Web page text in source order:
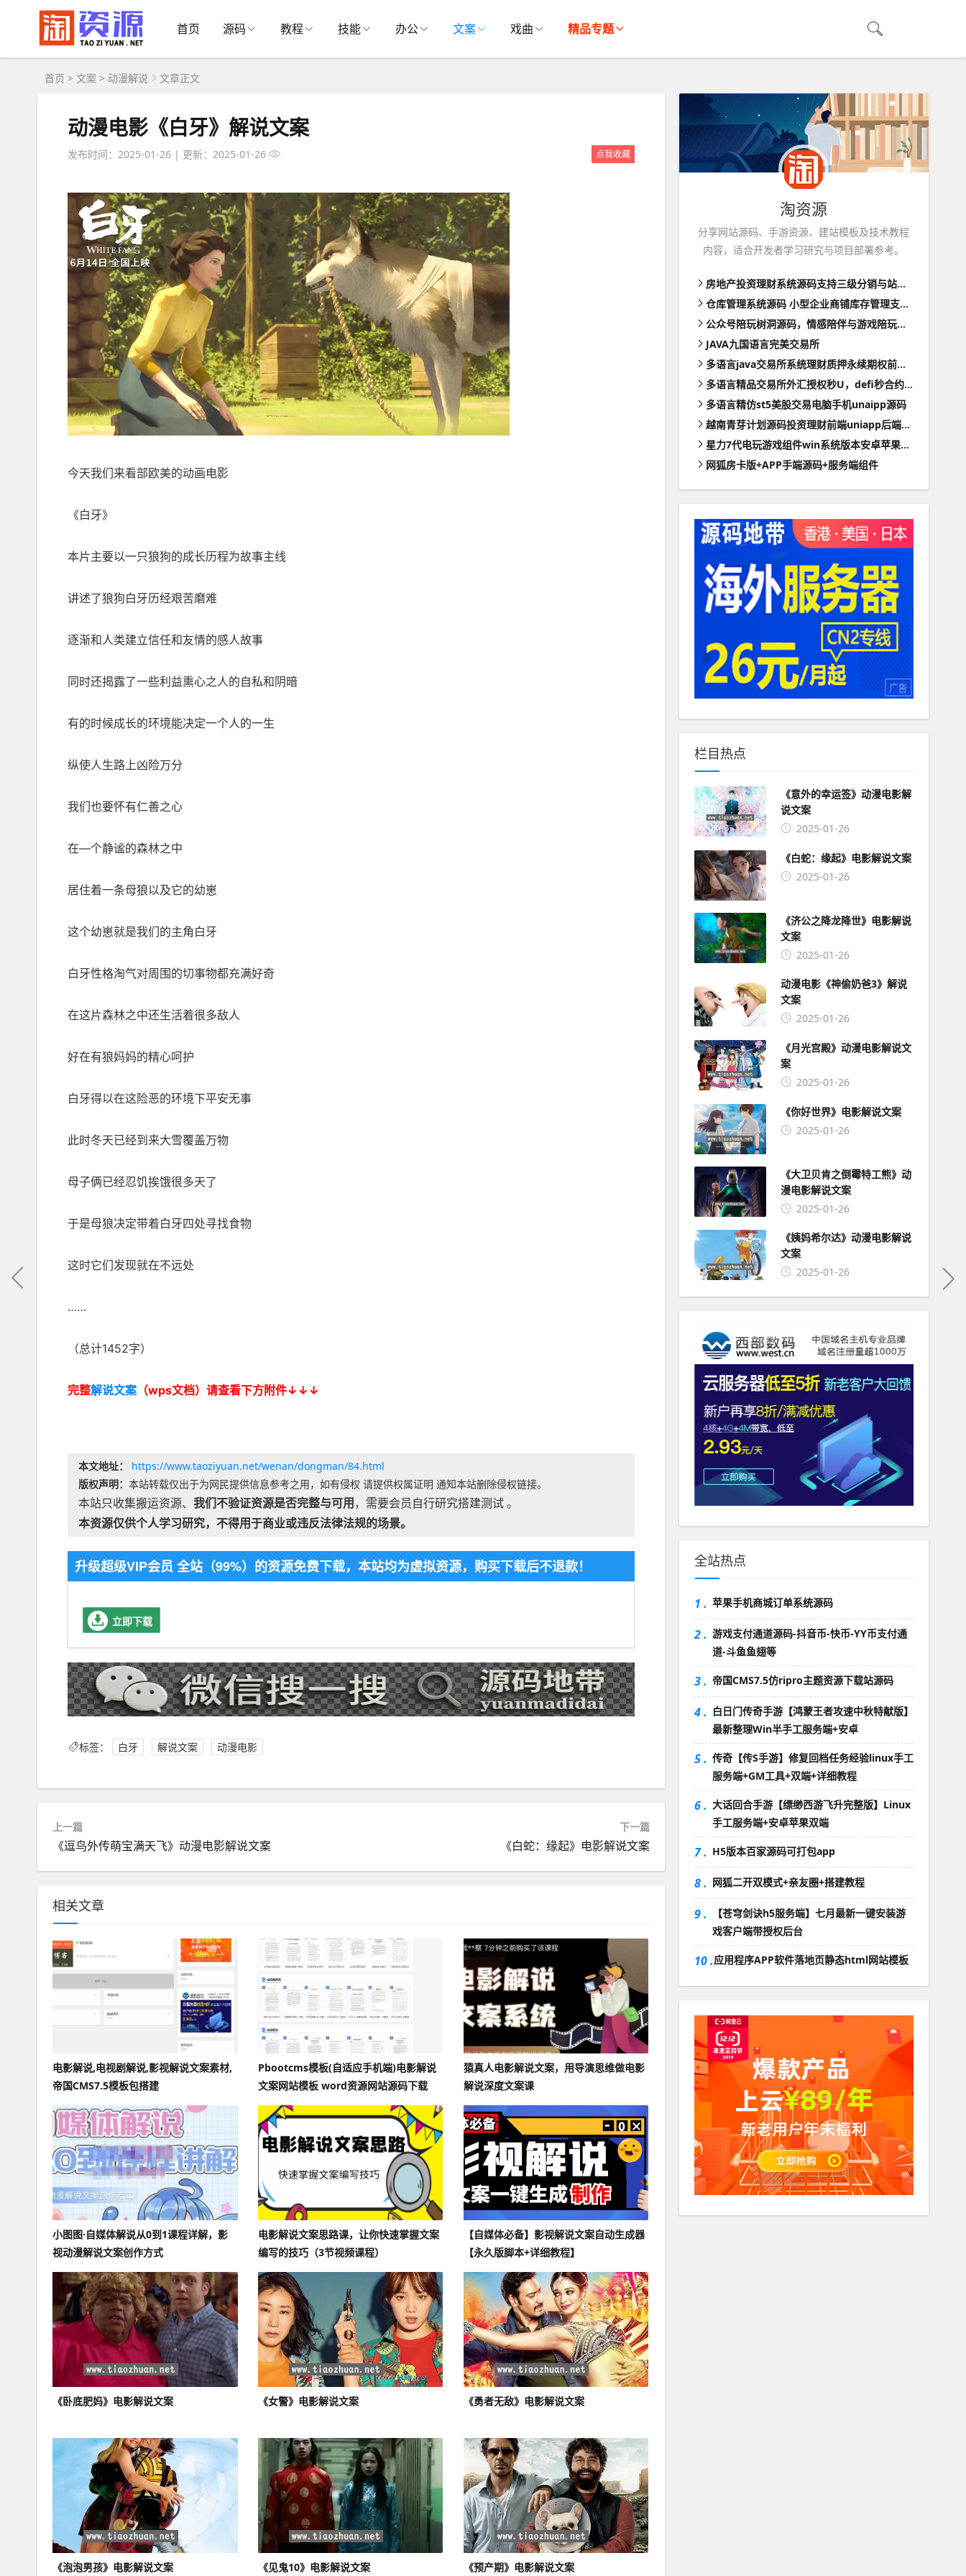
首页 源码 教程 技能 办公 文案 戏曲 精品专题
首页 > 文案 > 动漫解说 文章正文
动漫电影《白牙》解说文案
发布时间：2025-01-26 | 更新：2025-01-26 点我收藏
今天我们来看部欧美的动画电影
《白牙》
本片主要以一只狼狗的成长历程为故事主线
讲述了狼狗白牙历经艰苦磨难
逐渐和人类建立信任和友情的感人故事
同时还揭露了一些利益熏心之人的自私和阴暗
有的时候成长的环境能决定一个人的一生
纵使人生路上凶险万分
我们也要怀有仁善之心
在—个静谧的森林之中
居住着一条母狼以及它的幼崽
这个幼崽就是我们的主角白牙
白牙性格淘气对周围的切事物都充满好奇
在这片森林之中还生活着很多敌人
好在有狼妈妈的精心呵护
白牙得以在这险恶的环境下平安无事
此时冬天已经到来大雪覆盖万物
母子俩已经忍饥挨饿很多天了
于是母狼决定带着白牙四处寻找食物
这时它们发现就在不远处
……
（总计1452字）
完整解说文案 （wps文档）请查看下方附件↓↓↓
本文地址：
https://www.taoziyuan.net/wenan/dongman/84.html
版权声明： 本站转载仅出于为网民提供信息参考之用，如有侵权 请提供权属证明 通知本站删除侵权链接。
本站只收集搬运资源、 我们不验证资源是否完整与可用，需要会员自行研究搭建测试 。
本资源仅供个人学习研究，不得用于商业或违反法律法规的场景。
升级超级VIP会员 全站（99%）的资源免费下载，本站均为虚拟资源，购买下载后不退款！
立即下载
标签： 白牙 解说文案 动漫电影
上一篇
《逗鸟外传萌宝满天飞》动漫电影解说文案
下一篇
《白蛇：缘起》电影解说文案
相关文章
电影解说,电视剧解说,影视解说文案素材,
帝国CMS7.5模板包搭建
Pbootcms模板(自适应手机端)电影解说
文案网站模板 word资源网站源码下载
猿真人电影解说文案，用导演思维做电影
解说深度文案课
小图图·自媒体解说从0到1课程详解，影
视动漫解说文案创作方式
电影解说文案思路课，让你快速掌握文案
编写的技巧（3节视频课程）
【自媒体必备】影视解说文案自动生成器
【永久版脚本+详细教程】
《卧底肥妈》电影解说文案 《女警》电影解说文案 《勇者无敌》电影解说文案
《泡泡男孩》电影解说文案 《见鬼10》电影解说文案 《预产期》电影解说文案
淘资源
分享网站源码、手游资源、建站模板及技术教程
内容，适合开发者学习研究与项目部署参考。
房地产投资理财系统源码支持三级分销与站内转账功能前端html
仓库管理系统源码 小型企业商铺库存管理支持扫码枪
公众号陪玩树洞源码，情感陪伴与游戏陪玩的程序
JAVA九国语言完美交易所
多语言java交易所系统理财质押永续期权前端uianpp
多语言精品交易所外汇授权秒U，defi秒合约理财VUE源码带部署文档
多语言精仿st5美股交易电脑手机unaipp源码
越南青芽计划源码投资理财前端uniapp后端webman全开源
星力7代电玩游戏组件win系统版本安卓苹果PC支持三网通带视频搭建教程
网狐房卡版+APP手端源码+服务端组件
栏目热点
《意外的幸运签》动漫电影解
说文案
2025-01-26
《白蛇：缘起》电影解说文案
2025-01-26
《济公之降龙降世》电影解说
文案
2025-01-26
动漫电影《神偷奶爸3》解说
文案
2025-01-26
《月光宫殿》动漫电影解说文
案
2025-01-26
《你好世界》电影解说文案
2025-01-26
《大卫贝肯之倒霉特工熊》动
漫电影解说文案
2025-01-26
《姨妈希尔达》动漫电影解说
文案
2025-01-26
全站热点
1 . 苹果手机商城订单系统源码
2 . 游戏支付通道源码-抖音币-快币-YY币支付通
道-斗鱼鱼翅等
3 . 帝国CMS7.5仿ripro主题资源下载站源码
4 . 白日门传奇手游【鸿蒙王者攻速中秋特献版】
最新整理Win半手工服务端+安卓
5 . 传奇【传S手游】修复回档任务经验linux手工
服务端+GM工具+双端+详细教程
6 . 大话回合手游【缥缈西游飞升完整版】Linux
手工服务端+安卓苹果双端
7 . H5版本百家源码可打包app
8 . 网狐二开双模式+亲友圈+搭建教程
9 .
【苍穹剑诀h5服务端】七月最新一键安装游
戏客户端带授权后台
10 .应用程序APP软件落地页静态html网站模板